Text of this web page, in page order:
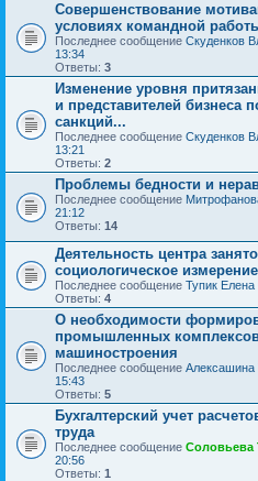
Совершенствование
условиях командной
Последнее сообщение Скуденков
13:34
Ответы: 3
Изменение уровня
и представителей бизнеса
санкций...
Последнее сообщение Скуденков
13:21
Ответы: 2
Проблемы бедности и
Последнее сообщение
21:12
Ответы: 14
Деятельность центра
социологическое измерение
Последнее сообщение Тупик Елена
Ответы: 4
О необходимости
промышленных комплексов
машиностроения
Последнее сообщение Алексашина
15:43
Ответы: 5
Бухгалтерский учет
труда
Последнее сообщение Соловьева
20:56
Ответы: 1